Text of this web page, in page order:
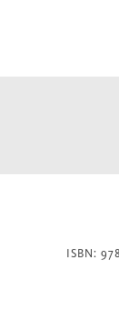
ISBN: